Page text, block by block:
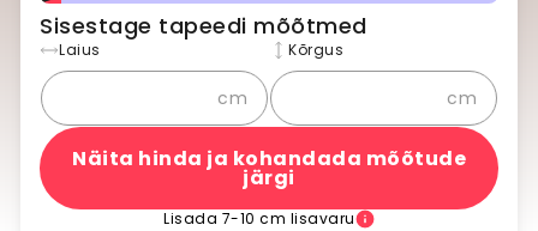
Sisestage tapeedi mõõtmed
Laius
cm
Kõrgus
cm
Näita hinda ja kohandada mõõtude
järgi
Lisada 7-10 cm lisavaru